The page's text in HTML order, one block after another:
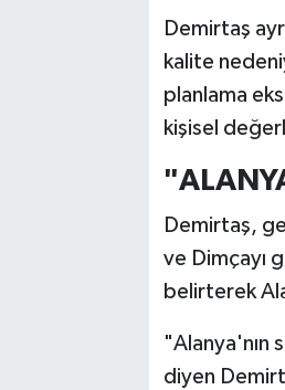
Demirtaş
kalite
planlama
kişisel
Demirtaş,
ve Dimçayı
belirterek
"Alanya'nın
diyen